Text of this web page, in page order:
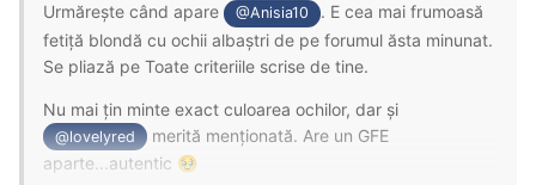
Urmărește când apare @Anisia10
. E cea mai frumoasă
fetiță blondă cu ochii albaștri de pe forumul ăsta minunat.
Se pliază pe Toate criteriile scrise de tine.
Nu mai țin minte exact culoarea ochilor, dar și
@lovelyred
merită menționată. Are un GFE
aparte...autentic 🥹